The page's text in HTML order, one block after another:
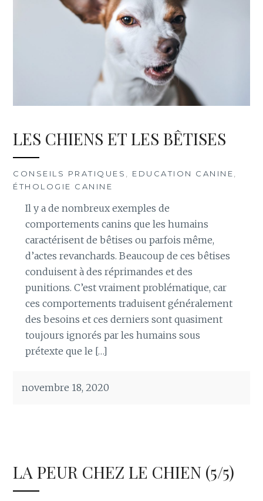
LES CHIENS ET LES BÊTISES
CONSEILS PRATIQUES EDUCATION CANINE
ÉTHOLOGIE CANINE
Il y a de nombreux exemples de
comportements canins que les humains
caractérisent de bêtises ou parfois même,
d’actes revanchards. Beaucoup de ces bêtises
conduisent à des réprimandes et des
punitions. C’est vraiment problématique, car
ces comportements traduisent généralement
des besoins et ces derniers sont quasiment
toujours ignorés par les humains sous
prétexte que le […]
novembre 18, 2020
LA PEUR CHEZ LE CHIEN (5/5)